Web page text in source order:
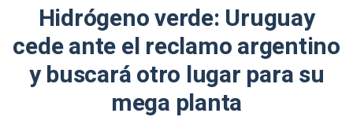
Hidrógeno verde: Uruguay
cede ante el reclamo argentino
y buscará otro lugar para su
mega planta